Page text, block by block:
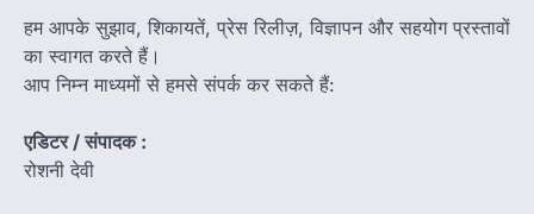
हम आपके सुझाव, शिकायतें, प्रेस रिलीज़, विज्ञापन और सहयोग प्रस्तावों
का स्वागत करते हैं।
आप निम्न माध्यमों से हमसे संपर्क कर सकते हैं:
एडिटर / संपादक :
रोशनी देवी